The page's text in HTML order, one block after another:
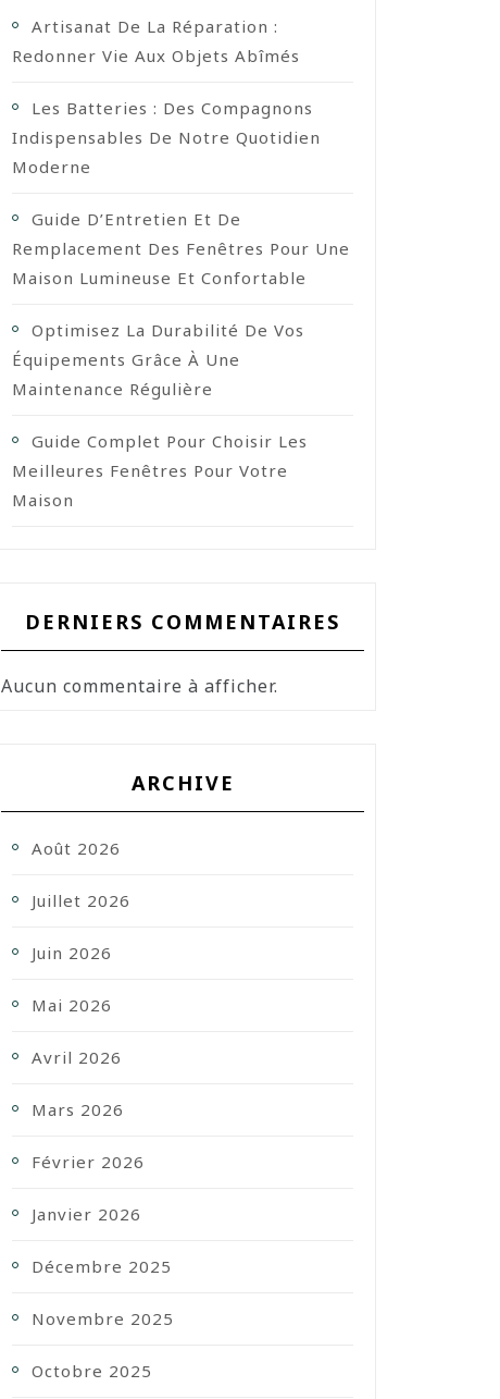
Artisanat De La Réparation :
Redonner Vie Aux Objets Abîmés
Les Batteries : Des Compagnons
Indispensables De Notre Quotidien
Moderne
Guide D’Entretien Et De
Remplacement Des Fenêtres Pour Une
Maison Lumineuse Et Confortable
Optimisez La Durabilité De Vos
Équipements Grâce À Une
Maintenance Régulière
Guide Complet Pour Choisir Les
Meilleures Fenêtres Pour Votre
Maison
DERNIERS COMMENTAIRES
Aucun commentaire à afficher.
ARCHIVE
Août 2026
Juillet 2026
Juin 2026
Mai 2026
Avril 2026
Mars 2026
Février 2026
Janvier 2026
Décembre 2025
Novembre 2025
Octobre 2025